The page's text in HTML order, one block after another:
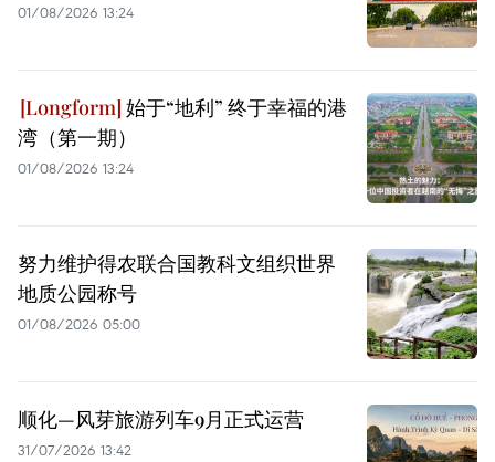
01/08/2026 13:24
始于“地利” 终于幸福的港
湾（第一期）
01/08/2026 13:24
努力维护得农联合国教科文组织世界
地质公园称号
01/08/2026 05:00
顺化—风芽旅游列车9月正式运营
31/07/2026 13:42